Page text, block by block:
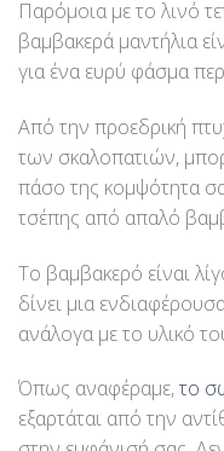
Παρόμοια με το λινό
βαμβακερά μαντήλια
για ένα ευρύ φάσμα
Από την προεδρική
των σκαλοπατιών,
πάσο της κομψότητα
τσέπης από απαλό
Το βαμβακερό είναι
δίνει μια
ανάλογα με το υλικό
Όπως αναφέραμε,το
εξαρτάται από την